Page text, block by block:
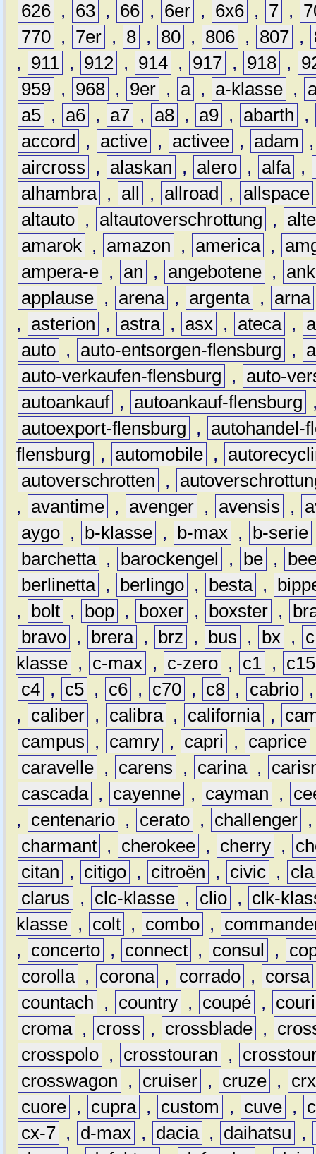
626 , 63 , 66 , 6er , 6x6 , 7 ,
770 , 7er , 8 , 80 , 806 , 807 ,
,
911 , 912 , 914 , 917 , 918 ,
959 , 968 , 9er , a , a-klasse ,
a5 , a6 , a7 , a8 , a9 , abarth
,
accord
, active , activee , adam
aircross
, alaskan , alero , alfa ,
alhambra , all , allroad , allspace
altauto , altautoverschrottung ,
amarok , amazon , america ,
ampera-e , an , angebotene ,
applause , arena , argenta , arna
,
asterion , astra , asx , ateca ,
auto , auto-entsorgen-flensburg ,
auto-verkaufen-flensburg
,
auto-
autoankauf , autoankauf-flensburg
autoexport-flensburg
,
autohandel-
flensburg
, automobile ,
autoverschrotten
,
,
avantime , avenger , avensis ,
aygo , b-klasse , b-max , b-serie
barchetta , barockengel , be ,
berlinetta , berlingo , besta ,
,
bolt , bop , boxer , boxster ,
bravo , brera , brz , bus , bx ,
c
klasse , c-max , c-zero , c1 ,
c15
c4 , c5 , c6 , c70 , c8 , cabrio
,
caliber , calibra , california ,
campus
, camry , capri , caprice
caravelle , carens , carina ,
cascada , cayenne , cayman ,
,
centenario , cerato , challenger
charmant , cherokee , cherry ,
citan
, citigo , citroën , civic ,
cla
clarus
, clc-klasse , clio ,
clk-
klasse , colt , combo ,
,
concerto , connect , consul ,
corolla , corona , corrado , corsa
countach
, country , coupé ,
croma , cross , crossblade ,
crosspolo , crosstouran ,
crosswagon
, cruiser , cruze ,
crx
cuore , cupra , custom , cuve ,
cx-7 , d-max , dacia , daihatsu
,